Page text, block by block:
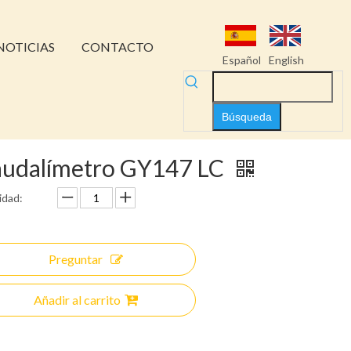
CONTACTO
Español English
Búsqueda
GY147 LC
Preguntar
Añadir al carrito